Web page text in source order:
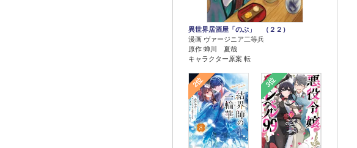
異世界居酒屋「のぶ」 （２２）
漫画 ヴァージニア二等兵
原作 蝉川 夏哉
キャラクター原案 転
2位 3位